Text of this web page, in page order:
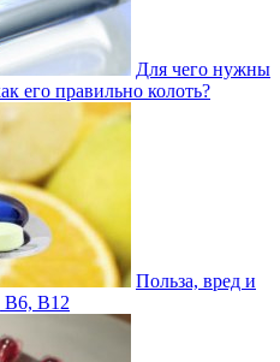
Для чего нужны
его правильно колоть?
Польза, вред и
В6, В12